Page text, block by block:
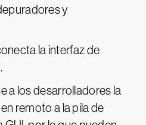
y
la interfaz de
a los desarrolladores la
remoto a la pila de